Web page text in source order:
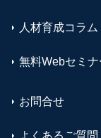
人材育成コラム
無料Webセミナ
お問合せ
よくあるご質問